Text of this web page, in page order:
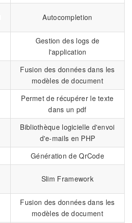
Autocompletion
Gestion des logs de
l'application
Fusion des données dans les
modèles de document
Permet de récupérer le texte
dans un pdf
Bibliothèque logicielle d'envoi
d'e-mails en PHP
Génération de QrCode
Slim Framework
Fusion des données dans les
modèles de document